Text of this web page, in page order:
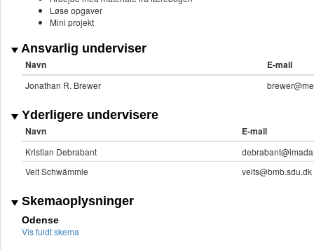
Løse opgaver
Mini projekt
Ansvarlig underviser
Navn E-mail
Jonathan R. Brewer
Yderligere undervisere
Navn E-mail
Kristian Debrabant
Veit Schwämmle
veits@bmb.sdu.dk
Skemaoplysninger
Odense
Vis fuldt skema